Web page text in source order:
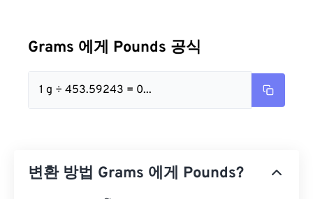
Grams 에게 Pounds 공식
1 g ÷ 453.59243 = 0...
변환 방법 Grams 에게 Pounds?